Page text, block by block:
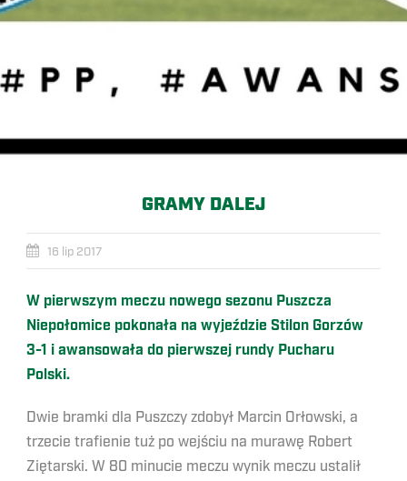
GRAMY DALEJ
16 lip 2017
W pierwszym meczu nowego sezonu Puszcza
Niepołomice pokonała na wyjeździe Stilon Gorzów
3-1 i awansowała do pierwszej rundy Pucharu
Polski.
Dwie bramki dla Puszczy zdobył Marcin Orłowski, a
trzecie trafienie tuż po wejściu na murawę Robert
Ziętarski. W 80 minucie meczu wynik meczu ustalił